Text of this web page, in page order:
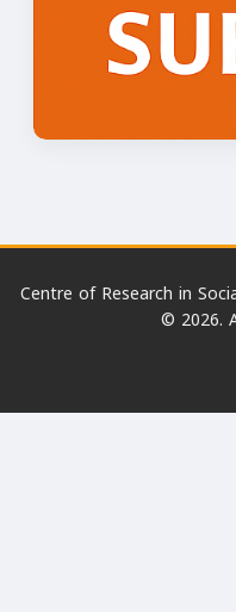
Centre of Research in
© 2026.